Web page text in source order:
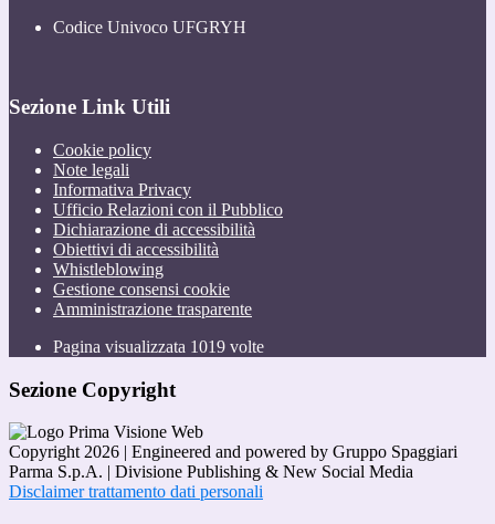
Codice Univoco UFGRYH
Sezione Link Utili
Cookie policy
Note legali
Informativa Privacy
Ufficio Relazioni con il Pubblico
Dichiarazione di accessibilità
Obiettivi di accessibilità
Whistleblowing
Gestione consensi cookie
Amministrazione trasparente
Pagina visualizzata 1019 volte
Sezione Copyright
Copyright 2026 | Engineered and powered by Gruppo Spaggiari
Parma S.p.A. | Divisione Publishing & New Social Media
Disclaimer trattamento dati personali